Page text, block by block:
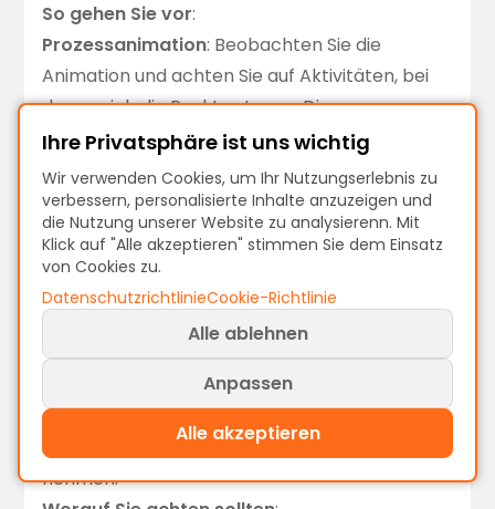
So gehen Sie vor:
Prozessanimation: Beobachten Sie die
Animation und achten Sie auf Aktivitäten, bei
denen sich die Punkte stauen. Diese
“Verkehrsstaus” deuten auf Engpässe hin, an
denen Cases warten.
Prozessgraph: Wechseln Sie zu den
Zeitmetriken und suchen Sie nach
Verbindungen mit den längsten Dauern. Eine
lange Zeitspanne bei einer eingehenden
Verbindung bedeutet oft, dass sich Cases vor
dieser Aktivität sammeln.
Balkendiagramme: Nutzen Sie das Diagramm
“Zeit pro Aktivität”, um zu sehen, welche
Schritte insgesamt die meiste Zeit in Anspruch
nehmen.
Ihre Privatsphäre ist uns wichtig
Wir verwenden Cookies, um Ihr Nutzungserlebnis zu
verbessern, personalisierte Inhalte anzuzeigen und
die Nutzung unserer Website zu analysierenn. Mit
Klick auf "Alle akzeptieren" stimmen Sie dem Einsatz
von Cookies zu.
DatenschutzrichtlinieCookie-Richtlinie
Alle ablehnen
Anpassen
Alle akzeptieren